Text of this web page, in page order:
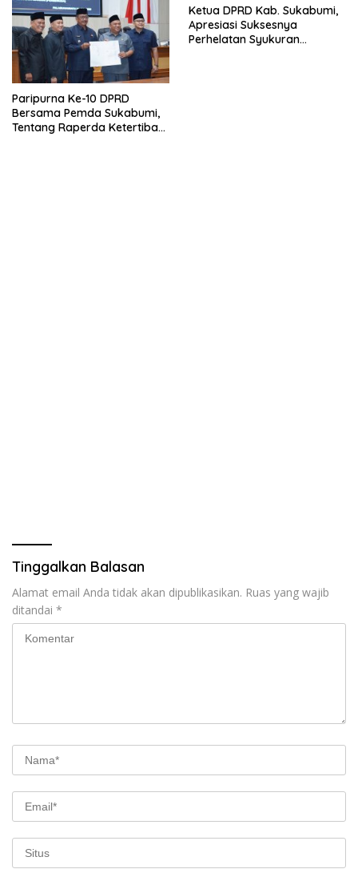
Paripurna Ke-10 DPRD
Bersama Pemda Sukabumi,
Tentang Raperda Ketertiban
Ketua DPRD Kab. Sukabumi,
Apresiasi Suksesnya
Perhelatan Syukuran
Tinggalkan Balasan
Alamat email Anda tidak akan dipublikasikan. Ruas yang wajib
ditandai *